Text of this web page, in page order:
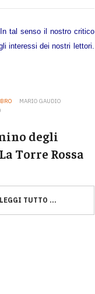
tal senso il nostro critico
interessi dei nostri lettori.
MARIO GAUDIO
degli
Torre Rossa
TUTTO …